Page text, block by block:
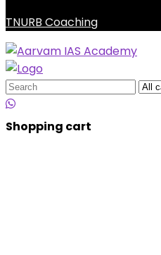
TNURB Coaching
Search
for:
Shopping cart